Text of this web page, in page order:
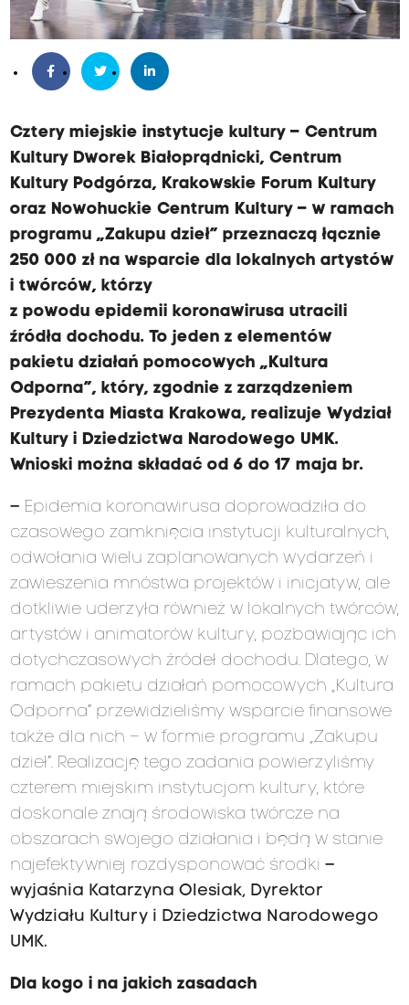
Cztery miejskie instytucje kultury – Centrum
Kultury Dworek Białoprądnicki, Centrum
Kultury Podgórza, Krakowskie Forum Kultury
oraz Nowohuckie Centrum Kultury – w ramach
programu „Zakupu dzieł” przeznaczą łącznie
250 000 zł na wsparcie dla lokalnych artystów
i twórców, którzy
z powodu epidemii koronawirusa utracili
źródła dochodu. To jeden z elementów
pakietu działań pomocowych „Kultura
Odporna”, który, zgodnie z zarządzeniem
Prezydenta Miasta Krakowa, realizuje Wydział
Kultury i Dziedzictwa Narodowego UMK.
Wnioski można składać od 6 do 17 maja br.
– Epidemia koronawirusa doprowadziła do
czasowego zamknięcia instytucji kulturalnych,
odwołania wielu zaplanowanych wydarzeń i
zawieszenia mnóstwa projektów i inicjatyw, ale
dotkliwie uderzyła również w lokalnych twórców,
artystów i animatorów kultury, pozbawiając ich
dotychczasowych źródeł dochodu. Dlatego, w
ramach pakietu działań pomocowych „Kultura
Odporna” przewidzieliśmy wsparcie finansowe
także dla nich – w formie programu „Zakupu
dzieł”. Realizację tego zadania powierzyliśmy
czterem miejskim instytucjom kultury, które
doskonale znają środowiska twórcze na
obszarach swojego działania i będą w stanie
najefektywniej rozdysponować środki –
wyjaśnia Katarzyna Olesiak, Dyrektor
Wydziału Kultury i Dziedzictwa Narodowego
UMK.
Dla kogo i na jakich zasadach